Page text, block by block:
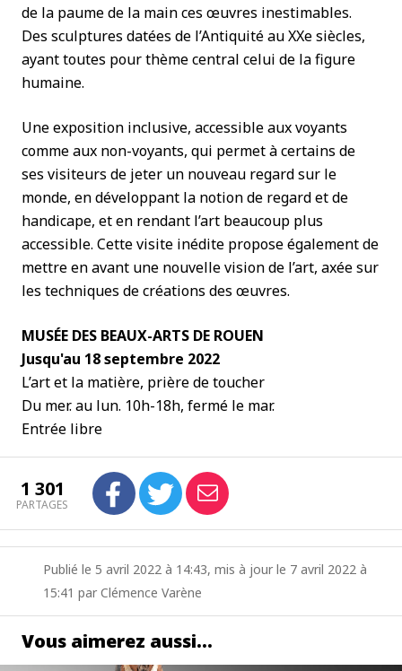
de la paume de la main ces œuvres inestimables.
Des sculptures datées de l’Antiquité au XXe siècles,
ayant toutes pour thème central celui de la figure
humaine.
Une exposition inclusive, accessible aux voyants
comme aux non-voyants, qui permet à certains de
ses visiteurs de jeter un nouveau regard sur le
monde, en développant la notion de regard et de
handicape, et en rendant l’art beaucoup plus
accessible. Cette visite inédite propose également de
mettre en avant une nouvelle vision de l’art, axée sur
les techniques de créations des œuvres.
MUSÉE DES BEAUX-ARTS DE ROUEN
Jusqu'au 18 septembre 2022
L’art et la matière, prière de toucher
Du mer. au lun. 10h-18h, fermé le mar.
Entrée libre
1 301
PARTAGES
Publié le 5 avril 2022 à 14:43, mis à jour le 7 avril 2022 à
15:41 par Clémence Varène
Vous aimerez aussi…